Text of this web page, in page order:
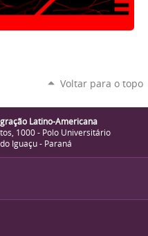
Voltar para o topo
Latino-Americana
1000 - Polo Universitário
Iguaçu - Paraná